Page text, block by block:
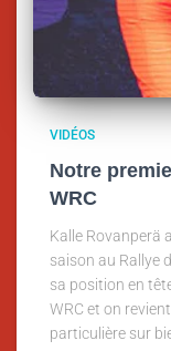
VIDÉOS
Notre
WRC
Kalle Rovanperä
saison au Rallye
sa position en
WRC et on
particulière sur